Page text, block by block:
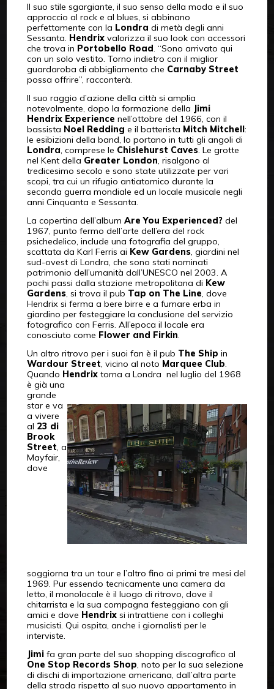
Il suo stile sgargiante, il suo senso della moda e il suo
approccio al rock e al blues, si abbinano
perfettamente con la Londra di metà degli anni
Sessanta. Hendrixvalorizza il suo look con accessori
che trova in Portobello Road. “Sono arrivato qui
con un solo vestito. Torno indietro con il miglior
guardaroba di abbigliamento che Carnaby Street
possa offrire”, racconterà.
Il suo raggio d’azione della città si amplia
notevolmente, dopo la formazione della Jimi
Hendrix Experience nell’ottobre del 1966, con il
bassista Noel Redding e il batterista Mitch Mitchell:
le esibizioni della band, lo portano in tutti gli angoli di
Londra, comprese le Chislehurst Caves. Le grotte
nel Kent della Greater London, risalgono al
tredicesimo secolo e sono state utilizzate per vari
scopi, tra cui un rifugio antiatomico durante la
seconda guerra mondiale ed un locale musicale negli
anni Cinquanta e Sessanta.
La copertina dell’album Are You Experienced?del
1967, punto fermo dell’arte dell’era del rock
psichedelico, include una fotografia del gruppo,
scattata da Karl Ferris ai Kew Gardens, giardini nel
sud-ovest di Londra, che sono stati nominati
patrimonio dell’umanità dall’UNESCO nel 2003. A
pochi passi dalla stazione metropolitana di Kew
Gardens, si trova il pub Tap on The Line, dove
Hendrix si ferma a bere birre e a fumare erba in
giardino per festeggiare la conclusione del servizio
fotografico con Ferris. All’epoca il locale era
conosciuto come Flower and Firkin.
Un altro ritrovo per i suoi fan è il pub The Ship in
Wardour Street, vicino al noto Marquee Club.
Quando Hendrixtorna a Londra nel luglio del 1968
è già una
grande
star e va
a vivere
al 23 di
Brook
Street, a
Mayfair,
dove
soggiorna tra un tour e l’altro fino ai primi tre mesi del
1969. Pur essendo tecnicamente una camera da
letto, il monolocale è il luogo di ritrovo, dove il
chitarrista e la sua compagna festeggiano con gli
amici e dove Hendrixsi intrattiene con i colleghi
musicisti. Qui ospita, anche i giornalisti per le
interviste.
Jimifa gran parte del suo shopping discografico al
One Stop Records Shop, noto per la sua selezione
di dischi di importazione americana, dall’altra parte
della strada rispetto al suo nuovo appartamento in